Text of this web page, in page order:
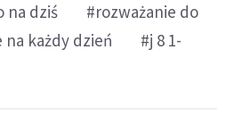
na dziś
#rozważanie do
na każdy dzień
#j 8 1-